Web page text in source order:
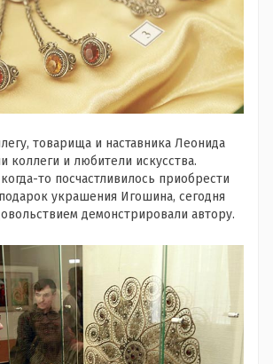
товарища и наставника Леонида
коллеги и любители искусства.
то посчастливилось приобрести
украшения Игошина, сегодня
демонстрировали автору.